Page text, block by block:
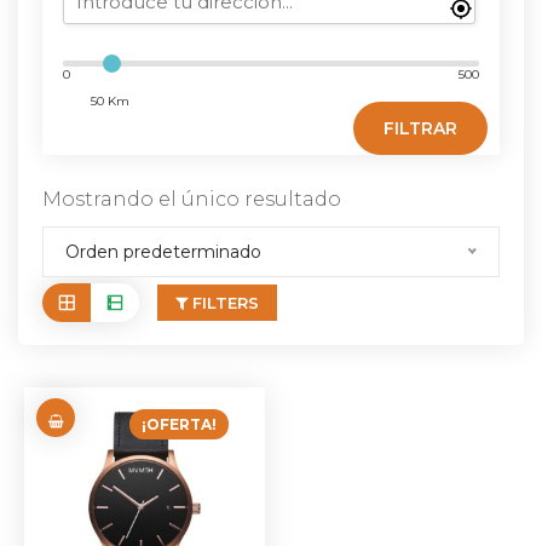
0
50 Km
500
FILTRAR
Mostrando el único resultado
Orden predeterminado
FILTERS
¡OFERTA!